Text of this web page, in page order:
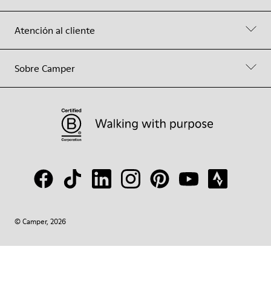
Atención al cliente
Sobre Camper
© Camper, 2026